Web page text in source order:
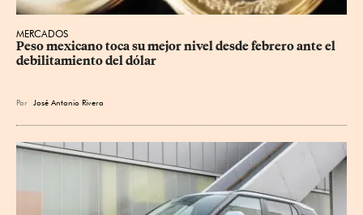
MERCADOS
Peso mexicano toca su mejor nivel desde febrero ante el
debilitamiento del dólar
Por José Antonio Rivera